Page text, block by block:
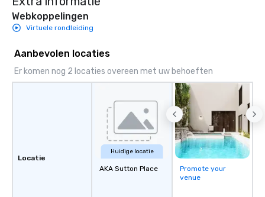
Webkoppelingen
Virtuele rondleiding
Aanbevolen locaties
Er komen nog 2 locaties overeen met uw behoeften
Locatie
Huidige locatie
AKA Sutton Place
Promote your
venue